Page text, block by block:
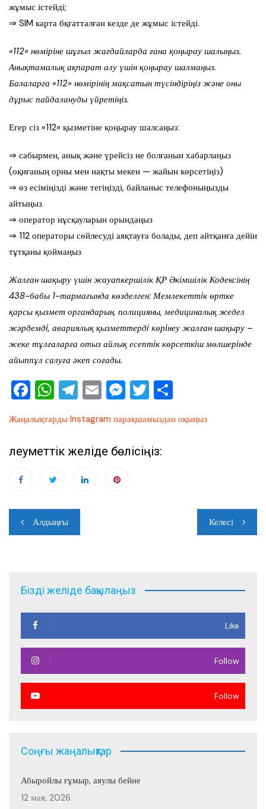
жұмыс істейді;
⇒ SIM карта бқғатталған кезде де жұмыс істейді.
«112» нөміріне шұғыл жағдайларда ғана қоңырау шалыңыз.
Анықтамалық ақпарат алу үшін қоңырау шалмаңыз.
Балаларға «112» нөмірінің мақсатын түсіндіріңіз және оны
дұрыс пайдалануды үйретіңіз.
Егер сіз «112» қызметіне қоңырау шалсаңыз:
⇒ сабырмен, анық және үрейсіз не болғанын хабарлаңыз
(оқиғаның орны мен нақты мекен — жайын көрсетіңіз)
⇒ өз есіміңізді және тегіңізді, байланыс телефоныңызды
айтыңыз
⇒ оператор нұсқауларын орындаңыз
⇒ 112 операторы сөйлесуді аяқтауға болады, деп айтқанға дейін
тұтқаны қоймаңыз
Жалған шақыру үшін жауапкершілік ҚР Әкімшілік Кодексінің
438-бабы 1-тармағында көзделген: Мемлекеттiк өртке
қарсы қызмет органдарын, полицияны, медициналық жедел
жәрдемдi, авариялық қызметтердi көрiнеу жалған шақыру –
жеке тұлғаларға отыз айлық есептiк көрсеткiш мөлшерiнде
айыппұл салуға әкеп соғады.
F
c
e
o
k
W
at
s
p
p
T
e
gr
m
E
ai
l
M
ss
e
T
tt
er
ра
Жаңалықтарды Instagram парақшамыздан оқыңыз
Әлеуметтік желіде бөлісіңіз:
Навигация
по
Алдыңғы Келесі
Бізді желіде бақылаңыз
Like
Follow
Follow
Соңғы жаңалықтар
Абыройлы ғұмыр, аяулы бейне
12 мая, 2026